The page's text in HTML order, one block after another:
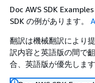
Doc AWS SDK
SDK の例があります。
翻訳は機械翻訳により
訳内容と英語版の間で
合、英語版が優先します